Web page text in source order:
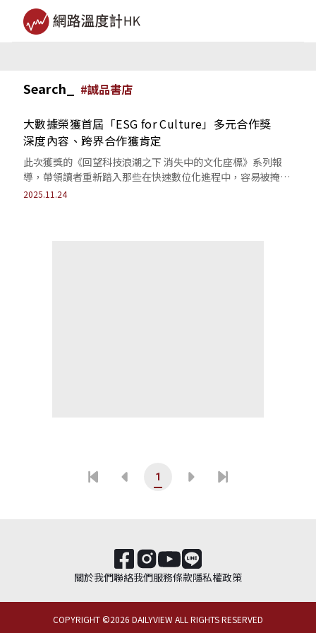
Search_ #誠品書店
大數據榮獲首屆「ESG for Culture」多元合作獎
深度內容、跨界合作獲肯定
此次獲獎的《回望科技浪潮之下 消失中的文化座標》系列報
導，帶領讀者重新踏入那些在快速數位化進程中，容易被掩
蓋、被遺忘的文化現場。
2025.11.24
1
關於我們聯絡我們服務條款隱私權政策
COPYRIGHT ©2026 DAILYVIEW ALL RIGHTS RESERVED